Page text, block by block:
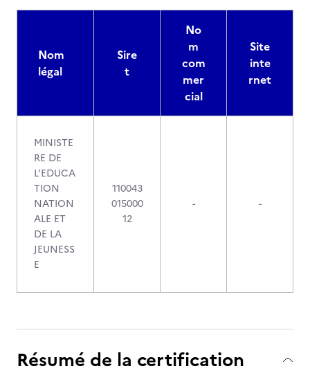
Nom
légal
Sire
t
No
m
com
mer
cial
Site
inte
rnet
MINISTE
RE DE
L'EDUCA
TION
NATION
ALE ET
DE LA
JEUNESS
E
110043
015000
12
- -
Résumé de la certification